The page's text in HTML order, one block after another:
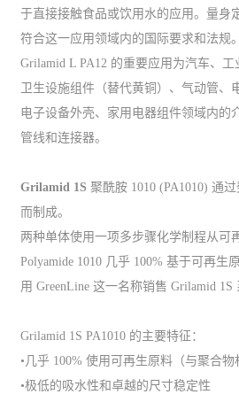
于直接接触食品或饮用水的应用。量身
符合这一应用领域内的国际要求和法规。
Grilamid L PA12 的重要应用为汽车、工
卫生设施组件（替代黄铜）、气动管、
电子设备外壳、家用电器组件领域内的
管线和连接器。
Grilamid 1S 聚酰胺 1010 (PA1010) 通
而制成。
两种单体使用一项多步骤化学制程从可
Polyamide 1010 几乎 100% 基于可再生
用 GreenLine 这一名称销售 Grilamid 1S
Grilamid 1S PA1010 的主要特征：
•几乎 100% 使用可再生原料（与聚合物
•极低的吸水性和卓越的尺寸稳定性